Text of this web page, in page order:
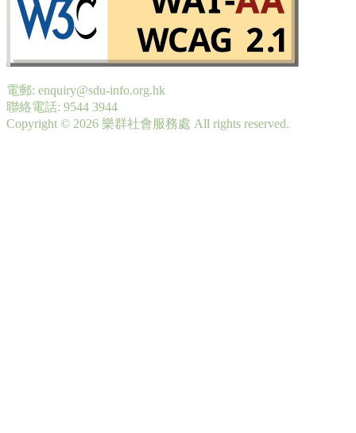
電郵: enquiry@sdu-info.org.hk
聯絡電話: 9544 3944
Copyright © 2026 樂群社會服務處 All rights reserved.